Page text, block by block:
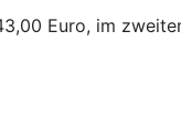
Euro, im